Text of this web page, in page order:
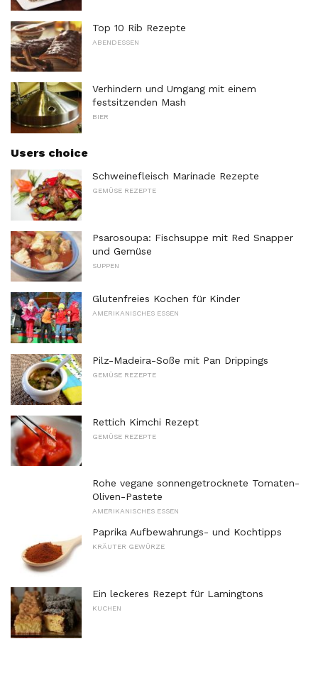
Top 10 Rib Rezepte
ABENDESSEN
Verhindern und Umgang mit einem
festsitzenden Mash
BIER
Users choice
Schweinefleisch Marinade Rezepte
GEMÜSE REZEPTE
Psarosoupa: Fischsuppe mit Red Snapper
und Gemüse
SUPPEN
Glutenfreies Kochen für Kinder
AMERIKANISCHES ESSEN
Pilz-Madeira-Soße mit Pan Drippings
GEMÜSE REZEPTE
Rettich Kimchi Rezept
GEMÜSE REZEPTE
Rohe vegane sonnengetrocknete Tomaten-
Oliven-Pastete
AMERIKANISCHES ESSEN
Paprika Aufbewahrungs- und Kochtipps
KRÄUTER GEWÜRZE
Ein leckeres Rezept für Lamingtons
KUCHEN